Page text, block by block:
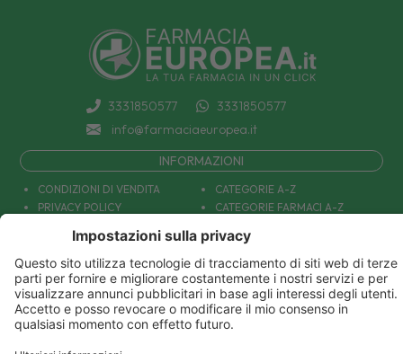
3331850577
3331850577
info@farmaciaeuropea.it
INFORMAZIONI
CONDIZIONI DI VENDITA
PRIVACY POLICY
DECONTRIBUZIONE INPS
SPEDIZIONI
PAGAMENTI
COUPON E OFFERTE
PATOLOGIE: CAUSE E RIMEDI
CATEGORIE A-Z
CATEGORIE FARMACI A-Z
TUTTO IL NOSTRO CATALOGO
IL NOSTRO BLOG
CONTATTACI